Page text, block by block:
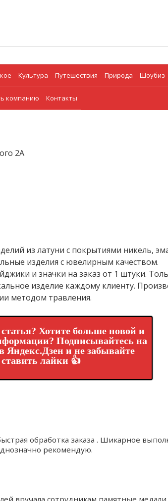
Культура Путешествия Природа Шоубиз
компанию Контакты
2А
из латуни с покрытиями никель,
изделия с ювелирным качеством.
и значки на заказ от 1 штуки.
изделие каждому клиенту.
методом травления.
Хотите больше новой и
Подписывайтесь на
Яндекс.Дзен и не забывайте
ставить лайки 👍
обработка заказа . Шикарное
рекомендую.
вручала сотрудникам памятные медали